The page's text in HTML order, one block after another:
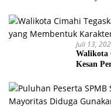
Juli 13,
Walikota
Kesan